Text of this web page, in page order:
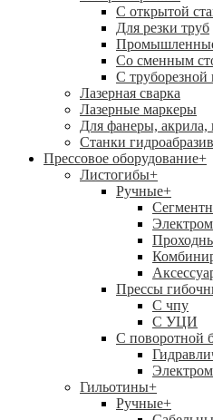
С открытой
Для резки труб
Со сменным
С труборезной
Лазерная сварка
Лазерные маркеры
Для фанеры, акрила,
Станки
Прессовое оборудование+
Листогибы+
Ручные+
Прессы
C чпу
С УЦИ
С поворотной
Гильотины+
Ручные+